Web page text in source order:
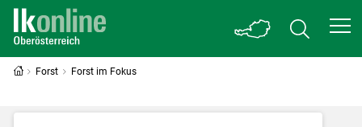
Forst Forst im Fokus